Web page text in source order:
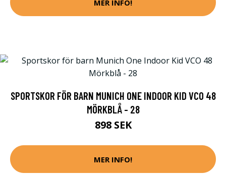
MER INFO!
SPORTSKOR FÖR BARN MUNICH ONE INDOOR KID VCO 48
MÖRKBLÅ - 28
898 SEK
MER INFO!